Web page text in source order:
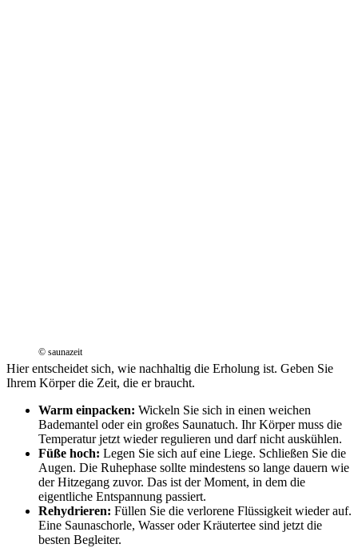
© saunazeit
Hier entscheidet sich, wie nachhaltig die Erholung ist. Geben Sie
Ihrem Körper die Zeit, die er braucht.
Warm einpacken: Wickeln Sie sich in einen weichen
Bademantel oder ein großes Saunatuch. Ihr Körper muss die
Temperatur jetzt wieder regulieren und darf nicht auskühlen.
Füße hoch: Legen Sie sich auf eine Liege. Schließen Sie die
Augen. Die Ruhephase sollte mindestens so lange dauern wie
der Hitzegang zuvor. Das ist der Moment, in dem die
eigentliche Entspannung passiert.
Rehydrieren: Füllen Sie die verlorene Flüssigkeit wieder auf.
Eine Saunaschorle, Wasser oder Kräutertee sind jetzt die
besten Begleiter.